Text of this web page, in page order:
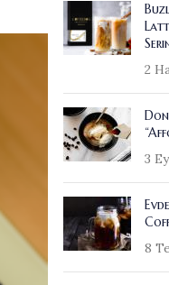
2
3
8